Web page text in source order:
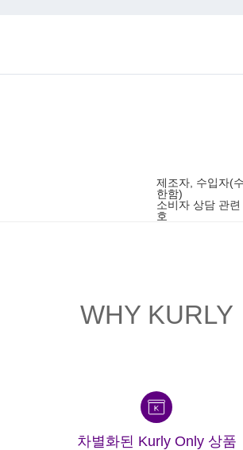
제조자, 수입자(
한함)
소비자 상담 관련
호
WHY KURLY
차별화된 Kurly Only 상품